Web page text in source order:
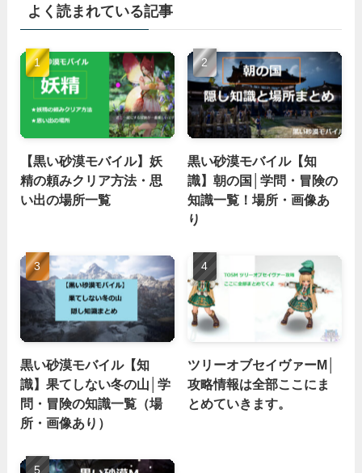
よく読まれている記事
【黒い砂漠モバイル】妖
精の頼みクリア方法・思
い出の場所一覧
黒い砂漠モバイル【知
識】朝の国│学問・冒険の
知識一覧！場所・画像あ
り
黒い砂漠モバイル【知
識】果てしない冬の山│学
問・冒険の知識一覧（場
所・画像あり）
ツリーオブセイヴァーM│
攻略情報は全部ここにま
とめていきます。